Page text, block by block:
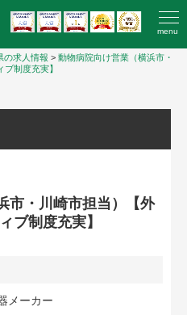
menu
の求人情報 > 動物病院向け営業（横浜市・
制度充実】
市・川崎市担当）【外
ブ制度充実】
メーカー